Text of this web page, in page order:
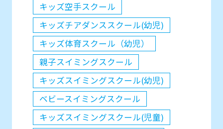
キッズ空手スクール
キッズチアダンススクール(幼児)
キッズ体育スクール（幼児）
親子スイミングスクール
キッズスイミングスクール(幼児)
ベビースイミングスクール
キッズスイミングスクール(児童)